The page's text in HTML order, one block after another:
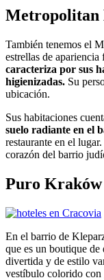
Metropolitan
También tenemos el
estrellas de
caracteriza por sus
higienizadas. Su
ubicación.
Sus habitaciones
suelo radiante en el
restaurante en el
corazón del barrio
Puro
En el barrio de
que es un boutique
divertida y de estilo
vestíbulo colorido con